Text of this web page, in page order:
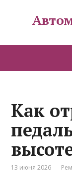
Как
13 июня 2026